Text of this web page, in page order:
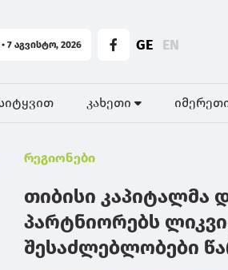
• 7 აგვისტო, 2026 GE EN
კახეთი
რეგიონები
თიბისი კაპიტალმა
პარტნიორებს
შესაძლებლობები